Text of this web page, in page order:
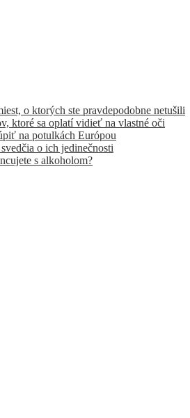
o ktorých ste pravdepodobne netušili
ktoré sa oplatí vidieť na vlastné oči
na potulkách Európou
o ich jedinečnosti
s alkoholom?